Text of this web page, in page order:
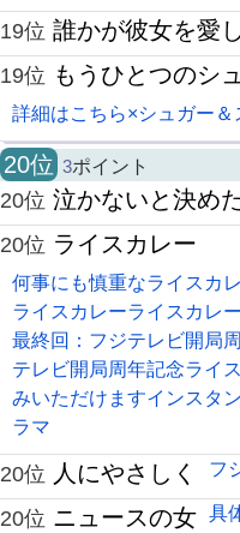
19位 誰かが彼女を愛
19位 もうひとつのシ
詳細はこちら×シュガー
20位 3ポイント
20位 泣かないと決め
20位 ライスカレー
何事にも慎重なライスカ
ライスカレーライスカレ
最終回：フジテレビ開局
テレビ開局周年記念ライ
みいただけますインスタ
ラマ
20位 人にやさしく フ
20位 ニュースの女 具